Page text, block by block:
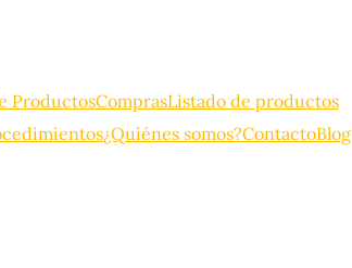
ProductosComprasListado de productos
¿Quiénes somos?ContactoBlog